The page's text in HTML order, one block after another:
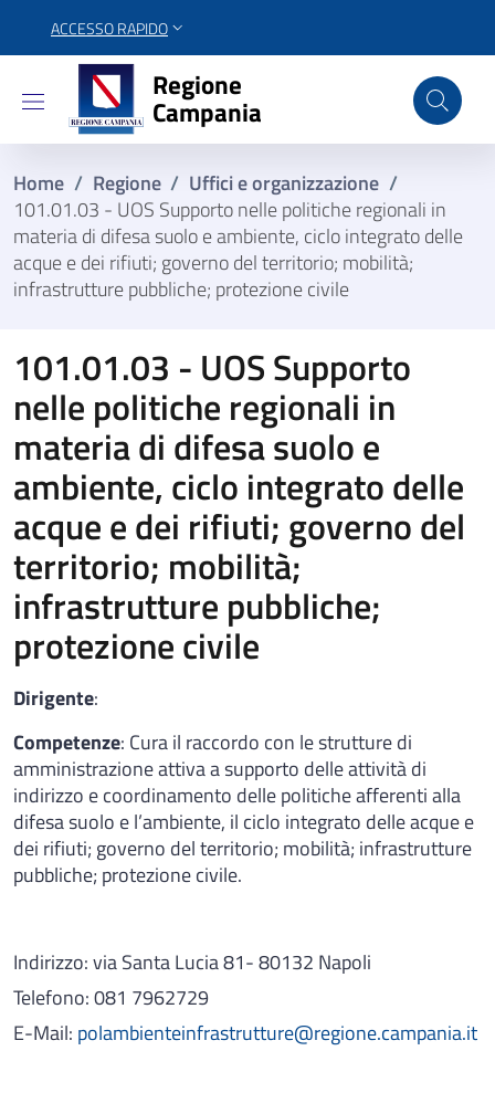
ACCESSO RAPIDO
Regione Campania
Regione
Campania
Home / Regione / Uffici e organizzazione /
101.01.03 - UOS Supporto nelle politiche regionali in
materia di difesa suolo e ambiente, ciclo integrato delle
acque e dei rifiuti; governo del territorio; mobilità;
infrastrutture pubbliche; protezione civile
101.01.03 - UOS Supporto
nelle politiche regionali in
materia di difesa suolo e
ambiente, ciclo integrato delle
acque e dei rifiuti; governo del
territorio; mobilità;
infrastrutture pubbliche;
protezione civile
Dirigente:
Competenze: Cura il raccordo con le strutture di
amministrazione attiva a supporto delle attività di
indirizzo e coordinamento delle politiche afferenti alla
difesa suolo e l’ambiente, il ciclo integrato delle acque e
dei rifiuti; governo del territorio; mobilità; infrastrutture
pubbliche; protezione civile.
Indirizzo: via Santa Lucia 81- 80132 Napoli
Telefono: 081 7962729
E-Mail: polambienteinfrastrutture@regione.campania.it